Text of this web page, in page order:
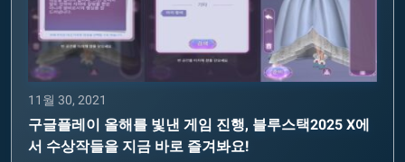
11월 30, 2021
구글플레이 올해를 빛낸 게임 진행, 블루스택2025 X에
서 수상작들을 지금 바로 즐겨봐요!